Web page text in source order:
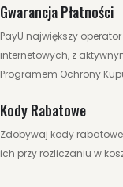
Gwarancja Płatności
PayU największy
internetowych, z
Programem Ochrony
Kody Rabatowe
Zdobywaj kody
ich przy rozliczaniu w